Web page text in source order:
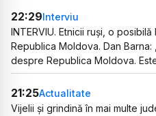
22:29Interviu
INTERVIU. Etnicii ruși, o
Republica Moldova. Dan
despre Republica Moldova.
21:25Actualitate
Vijelii și grindină în mai multe